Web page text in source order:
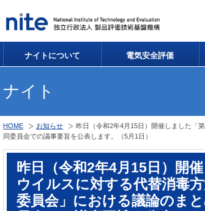
ナイトについて 電気安全評価
ナイト
HOME お知らせ
昨日（令和2年4月15日）開催しました「
同委員会での議事要旨を公表します。（5月1日）
昨日（令和2年4月15日）開
ウイルスに対する代替消毒
委員会」における議論のま